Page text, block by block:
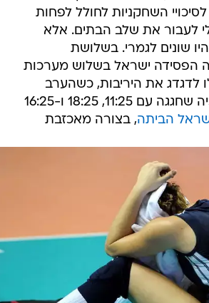
השחקניות לחולל לפחות
לעבור את שלב הבתים. אלא
שונים לגמרי. בשלושת
הפסידה ישראל בשלוש מערכות
לדגדג את היריבות, כשהערב
(שני) הייתה זו צ'כיה שחגגה עם 11:25, 18:25 ו-16:25
הביתה, בצורה מאכזבת